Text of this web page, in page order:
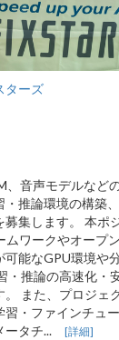
ターズ
、音声モデルなど
・推論環境の構築
募集します。 本ポ
ムワークやオープ
可能なGPU環境や
・推論の高速化・
また、プロジェ
習・ファインチュ
ータチ... [詳細]